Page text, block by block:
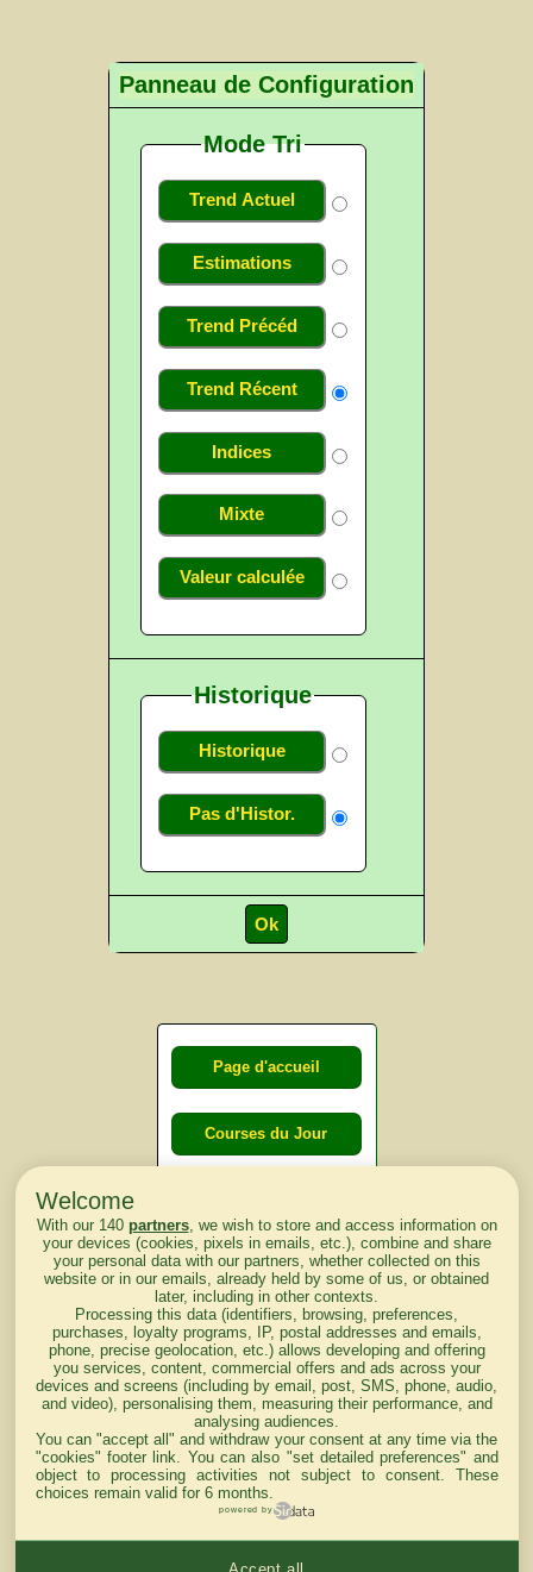
Panneau de Configuration
Mode Tri
Trend Actuel
Estimations
Trend Précéd
Trend Récent
Indices
Mixte
Valeur calculée
Historique
Historique
Pas d'Histor.
Page d'accueil
Courses du Jour
lendemain
Courses
d'aujourd'hui
Haut de Page
Welcome
With our 140 partners, we wish to store and access information on
your devices (cookies, pixels in emails, etc.), combine and share
your personal data with our partners, whether collected on this
website or in our emails, already held by some of us, or obtained
later, including in other contexts.
Processing this data (identifiers, browsing, preferences,
purchases, loyalty programs, IP, postal addresses and emails,
phone, precise geolocation, etc.) allows developing and offering
you services, content, commercial offers and ads across your
devices and screens (including by email, post, SMS, phone, audio,
and video), personalising them, measuring their performance, and
analysing audiences.
You can "accept all" and withdraw your consent at any time via the
"cookies" footer link . You can also "set detailed preferences" and
object to processing activities not subject to consent. These
choices remain valid for 6 months.
powered by
Accept all